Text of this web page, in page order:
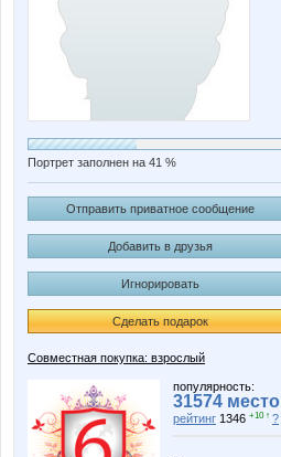
Портрет заполнен на 41 %
Отправить приватное сообщение
Добавить в друзья
Игнорировать
Сделать подарок
Совместная покупка: взрослый
популярность:
31574 место
рейтинг 1346 +10 ↑ ?